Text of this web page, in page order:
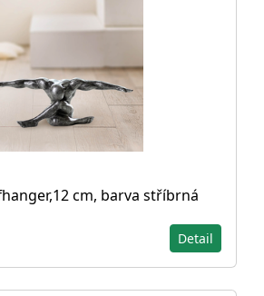
cm, barva stříbrná
Detail